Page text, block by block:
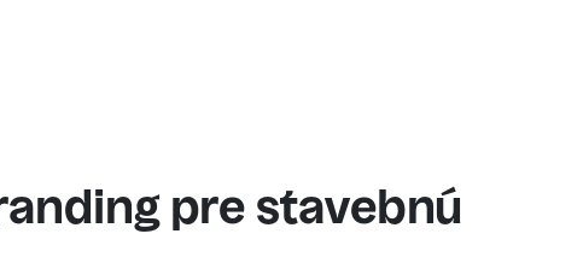
pre stavebnú